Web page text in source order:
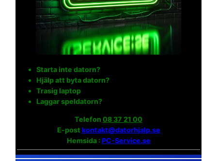
Starta inte datorn?
Hjälp att byta datorn?
Trasig laptop
Laggar speldatorn?
Telefon 08 37 21 00
E-post kontakt@datorhjalp.se
Hemsida :PC-Service.se